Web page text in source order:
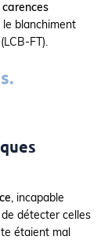
blanchiment
FT).
, incapable
de détecter celles
étaient mal